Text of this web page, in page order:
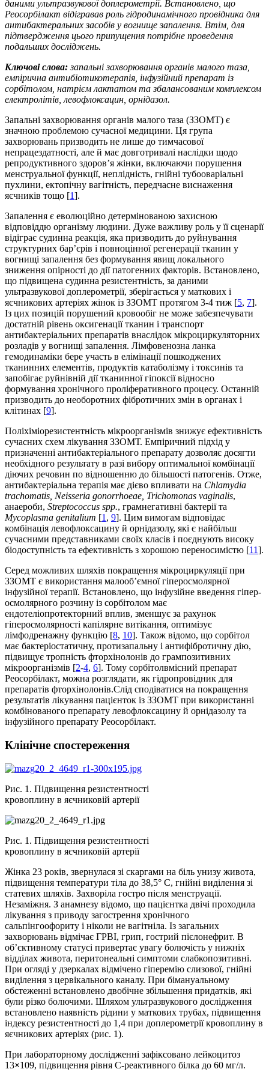
даними ультразвукової доплерометрії. Встановлено, що
Реосорбілакт відігравав роль гідродинамічного провідника для
антибактеральних засобів у вогнище запалення. Втім, для
підтвердження цього припущення потрібне проведення
подальших досліджень.
Ключові слова:запальні захворювання органів малого таза,
емпірична антибіотикотерапія, інфузійний препарат із
сорбітолом, натрієм лактатом та збалансованим комплексом
електролітів, левофлоксацин, орнідазол.
Запальні захворювання органів малого таза (ЗЗОМТ) є
значною проблемою сучасної медицини. Ця група
захворювань призводить не лише до тимчасової
непрацездатності, але й має довготривалі наслідки щодо
репродуктивного здоров’я жінки, включаючи порушення
менструальної функції, неплідність, гнійні тубооваріальні
пухлини, ектопічну вагітність, передчасне виснаження
яєчників тощо [1].
Запалення є еволюційно детермінованою захисною
відповіддю організму людини. Дуже важливу роль у її сценарії
відіграє судинна реакція, яка призводить до руйнування
структурних бар’єрів і повноцінної регенерації тканин у
вогнищі запалення без формування явищ локального
зниження опірності до дії патогенних факторів. Встановлено,
що підвищена судинна резистентність, за даними
ультразвукової доплерометрії, зберігається у маткових і
яєчникових артеріях жінок із ЗЗОМТ протягом 3-4 тиж [5, 7].
Із цих позицій порушений кровообіг не може забезпечувати
достатній рівень оксигенації тканин і транспорт
антибактеріальних препаратів внаслідок мікроциркуляторних
розладів у вогнищі запалення. Лімфовенозна ланка
гемодинаміки бере участь в елімінації пошкоджених
тканинних елементів, продуктів катаболізму і токсинів та
запобігає руйнівній дії тканинної гіпоксії відносно
формування хронічного проліферативного процесу. Останній
призводить до необоротних фібротичних змін в органах і
клітинах [9].
Поліхіміорезистентність мікроорганізмів знижує ефективність
сучасних схем лікування ЗЗОМТ. Емпіричний підхід у
призначенні антибактеріального препарату дозволяє досягти
необхідного результату в разі вибору оптимальної комбінації
діючих речовин по відношенню до більшості патогенів. Отже,
антибактеріальна терапія має дієво впливати на Chlamydia
trachomatis Neisseria gonorrhoeae Trichomonas vaginalis,
анаероби, Streptococcus spp., грамнегативні бактерії та
Mycoplasma genitalium [1 , 9]. Цим вимогам відповідає
комбінація левофлоксацину й орнідазолу, які є найбільш
сучасними представниками своїх класів і поєднують високу
біодоступність та ефективність з хорошою переносимістю [11].
Серед можливих шляхів покращення мікроциркуляції при
ЗЗОМТ є використання малооб’ємної гіперосмолярної
інфузійної терапії. Встановлено, що інфузійне введення гіпер­
осмолярного розчину із сорбітолом має
ендотеліопротекторний вплив, зменшує за рахунок
гіперосмолярності капілярне витікання, оптимізує
лімфодренажну функцію [8, 10]. Також відомо, що сорбітол
має бактеріостатичну, протизапальну і антифібротичну дію,
підвищує тропність фторхінолонів до грампозитивних
мікроорганізмів [2-4, 6]. Тому сорбітолвмісний препарат
Реосорбілакт, можна розглядати, як гідропровідник для
препаратів фторхінолонів.Слід сподіватися на покращення
результатів лікування пацієнток із ЗЗОМТ при використанні
комбінованого препарату левофлоксацину й орнідазолу та
інфузійного препарату Реосорбілакт.
Клінічне спостереження
Рис. 1. Підвищення резистентності
кровоплину в яєчниковій артерії
Рис. 1. Підвищення резистентності
кровоплину в яєчниковій артерії
Жінка 23 років, звернулася зі скаргами на біль унизу живота,
підвищення температури тіла до 38,5° С, гнійні виділення зі
статевих шляхів. Захворіла гостро після менструації.
Незаміжня. З анамнезу відомо, що пацієнтка двічі проходила
лікування з приводу загострення хронічного
сальпінгоофориту і ніколи не вагітніла. Із загальних
захворювань відмічає ГРВІ, грип, гострий пієлонефрит. В
об’єктивному статусі привертає увагу болючість у нижніх
відділах живота, перитонеальні симптоми слабкопозитивні.
При огляді у дзеркалах відмічено гіперемію слизової, гнійні
виділення з цервікального каналу. При бімануальному
обстеженні встановлено двобічне збільшення придатків, які
були різко болючими. Шляхом ультразвукового дослідження
встановлено наявність рідини у маткових трубах, підвищення
індексу резистентності до 1,4 при доплерометрії кровоплину в
яєчникових артеріях (рис. 1).
При лабораторному дослідженні зафіксовано лейкоцитоз
13×109, підвищення рівня С-реактивного білка до 60 мг/л.